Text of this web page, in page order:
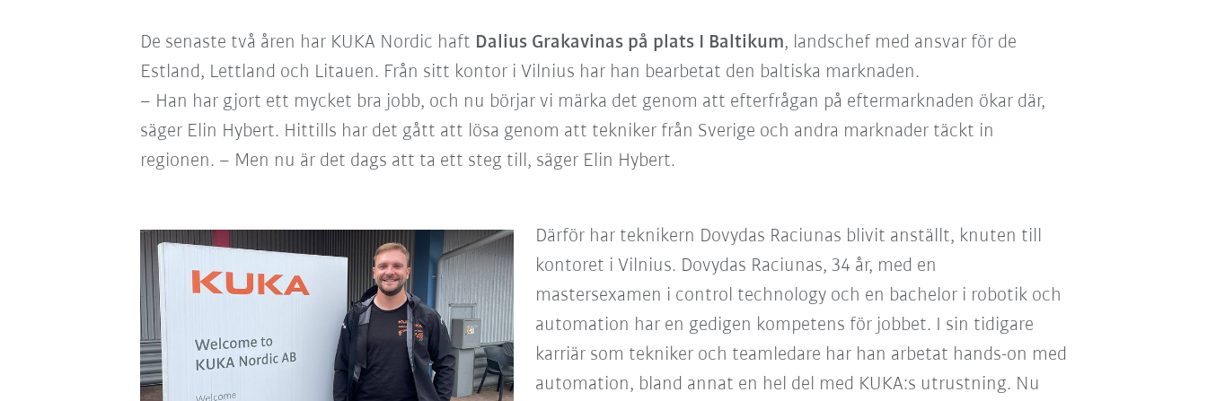
De senaste två åren har KUKA Nordic haft Dalius Grakavinas på plats I Baltikum, landschef med ansvar för de
Estland, Lettland och Litauen. Från sitt kontor i Vilnius har han bearbetat den baltiska marknaden.
– Han har gjort ett mycket bra jobb, och nu börjar vi märka det genom att efterfrågan på eftermarknaden ökar där,
säger Elin Hybert. Hittills har det gått att lösa genom att tekniker från Sverige och andra marknader täckt in
regionen. – Men nu är det dags att ta ett steg till, säger Elin Hybert.
Därför har teknikern Dovydas Raciunas blivit anställt, knuten till
kontoret i Vilnius. Dovydas Raciunas, 34 år, med en
mastersexamen i control technology och en bachelor i robotik och
automation har en gedigen kompetens för jobbet. I sin tidigare
karriär som tekniker och teamledare har han arbetat hands-on med
automation, bland annat en hel del med KUKA:s utrustning. Nu